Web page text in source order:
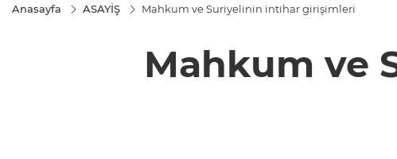
Anasayfa ASAYİŞ Mahkum ve Suriyelinin intihar girişimleri
Mahkum ve